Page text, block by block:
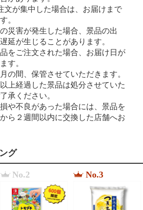
が集中した場合は、お届けまで
。
災害が発生した場合、景品の出
延が生じることがあります。
をご注文された場合、お届け日が
す。
の間、保管させていただきます。
上経過した景品は処分させていた
承ください。
や不良があった場合には、景品を
ら２週間以内に交換した店舗へお
グ
No.2 No.3